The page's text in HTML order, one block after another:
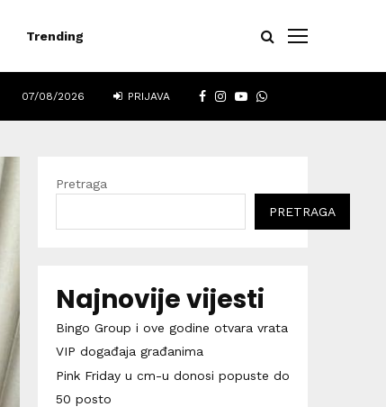
Trending
FACEBOOK
INSTAGRAM
YOUTUBE
WHATSAPP
07/08/2026 PRIJAVA
Pretraga
PRETRAGA
Najnovije vijesti
Bingo Group i ove godine otvara vrata
VIP događaja građanima
Pink Friday u cm-u donosi popuste do
50 posto